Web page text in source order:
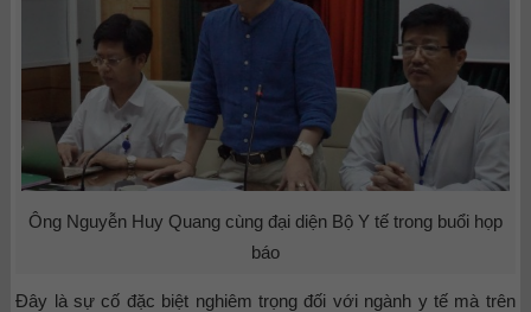
Ông Nguyễn Huy Quang cùng đại diện Bộ Y tế trong buổi họp
báo
Đây là sự cố đặc biệt nghiêm trọng đối với ngành y tế mà trên